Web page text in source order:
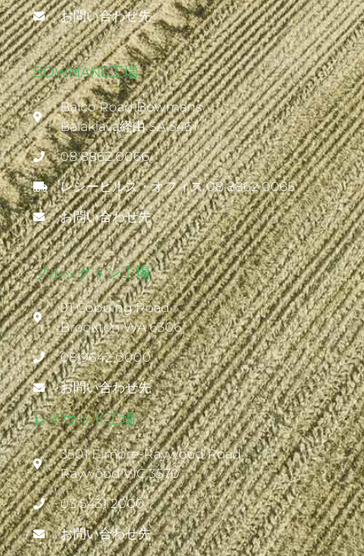
お問い合わせ先
BOWMANS工場
Balco Road Bowmans
Balaklava経由 SA 5461
08 8862 0066
レシービルズ・オフィス 08 8862 0065
お問い合わせ先
ブルックトン工場
91 Copping Road
Brookton WA 6306
08 9642 0000
お問い合わせ先
レイウッド工場
3501 Elmore-Raywood Road
Raywood VIC 3570
03 5431 2000
お問い合わせ先